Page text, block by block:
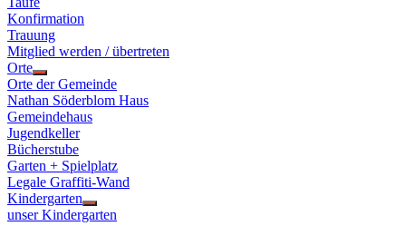
Konfirmation
Trauung
Mitglied werden / übertreten
Orte
Show
sub
menu
Orte der Gemeinde
Nathan Söderblom Haus
Gemeindehaus
Jugendkeller
Bücherstube
Garten + Spielplatz
Legale Graffiti-Wand
Kindergarten
Show
sub
unser Kindergarten